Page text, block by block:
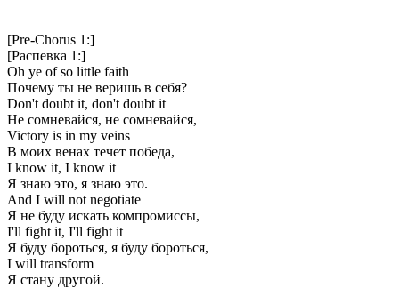
[Pre-Chorus 1:]
[Распевка 1:]
Oh ye of so little faith
Почему ты не веришь в себя?
Don't doubt it, don't doubt it
Не сомневайся, не сомневайся,
Victory is in my veins
В моих венах течет победа,
I know it, I know it
Я знаю это, я знаю это.
And I will not negotiate
Я не буду искать компромиссы,
I'll fight it, I'll fight it
Я буду бороться, я буду бороться,
I will transform
Я стану другой.